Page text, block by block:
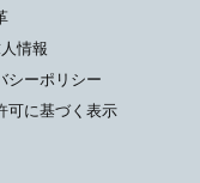
人情報
シーポリシー
可に基づく表示